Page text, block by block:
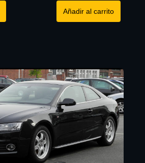
Añadir al carrito